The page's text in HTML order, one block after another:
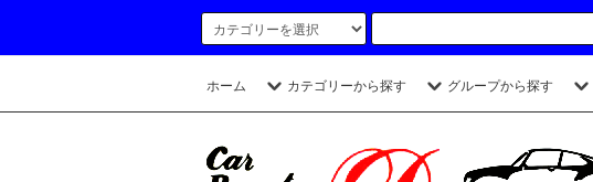
ホーム カテゴリーから探す グループから探す